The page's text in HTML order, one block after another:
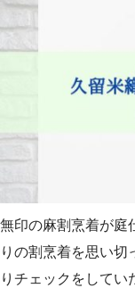
無印の麻割烹着が庭
りの割烹着を思い切
りチェックをしてい